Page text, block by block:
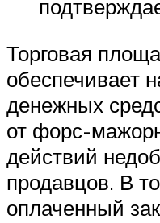
Торговая
обеспечивает
денежных
от форс-
действий
продавцов. В
оплаченный